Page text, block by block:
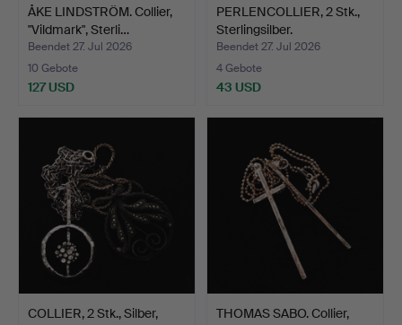
ÅKE LINDSTRÖM. Collier,
"Vildmark", Sterli…
Beendet 27. Jul 2026
10 Gebote
127 USD
PERLENCOLLIER, 2 Stk.,
Sterlingsilber.
Beendet 27. Jul 2026
4 Gebote
43 USD
COLLIER, 2 Stk., Silber,
THOMAS SABO. Collier,